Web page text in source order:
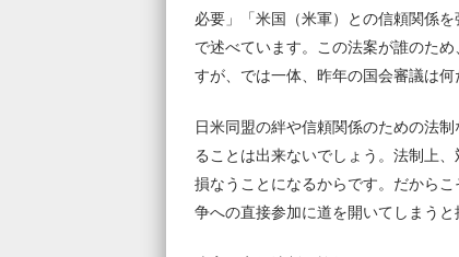
必要」「米国（米軍）との信頼関係
で述べています。この法案が誰のた
すが、では一体、昨年の国会審議は何
日米同盟の絆や信頼関係のための法
ることは出来ないでしょう。法制上
損なうことになるからです。だから
争への直接参加に道を開いてしまうと